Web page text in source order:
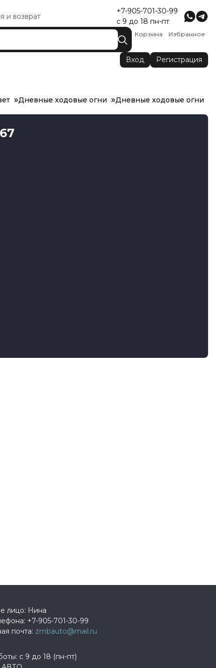
и возврат
+7-905-701-30-99
с 9 до 18 пн-пт
Корзина Избранное
Вход Регистрация
Дневные ходовые огни Дневные ходовые огни
лицо: Нина
+7-905-701-30-99
почта: zmbauto@mail.ru
с 9 до 18 (пн-пт)